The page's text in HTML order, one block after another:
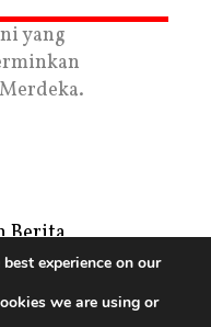
yang
Berita
experience on our
we are using or